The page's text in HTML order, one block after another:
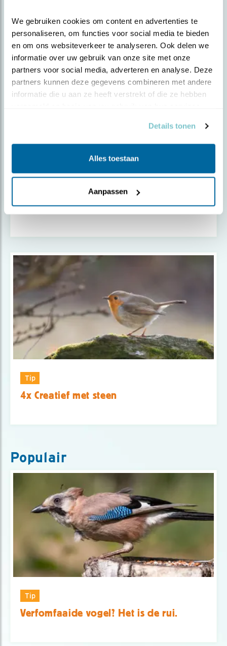
We gebruiken cookies om content en advertenties te
personaliseren, om functies voor social media te bieden
en om ons websiteverkeer te analyseren. Ook delen we
informatie over uw gebruik van onze site met onze
partners voor social media, adverteren en analyse. Deze
partners kunnen deze gegevens combineren met andere
informatie die u aan ze heeft verstrekt of die ze hebben
Details tonen
Alles toestaan
Aanpassen
Tips voor een tuin zonder gif
'Onkruid' te lijf, zonder gif
Tip
4x Creatief met steen
Populair
Tip
Verfomfaaide vogel? Het is de rui.